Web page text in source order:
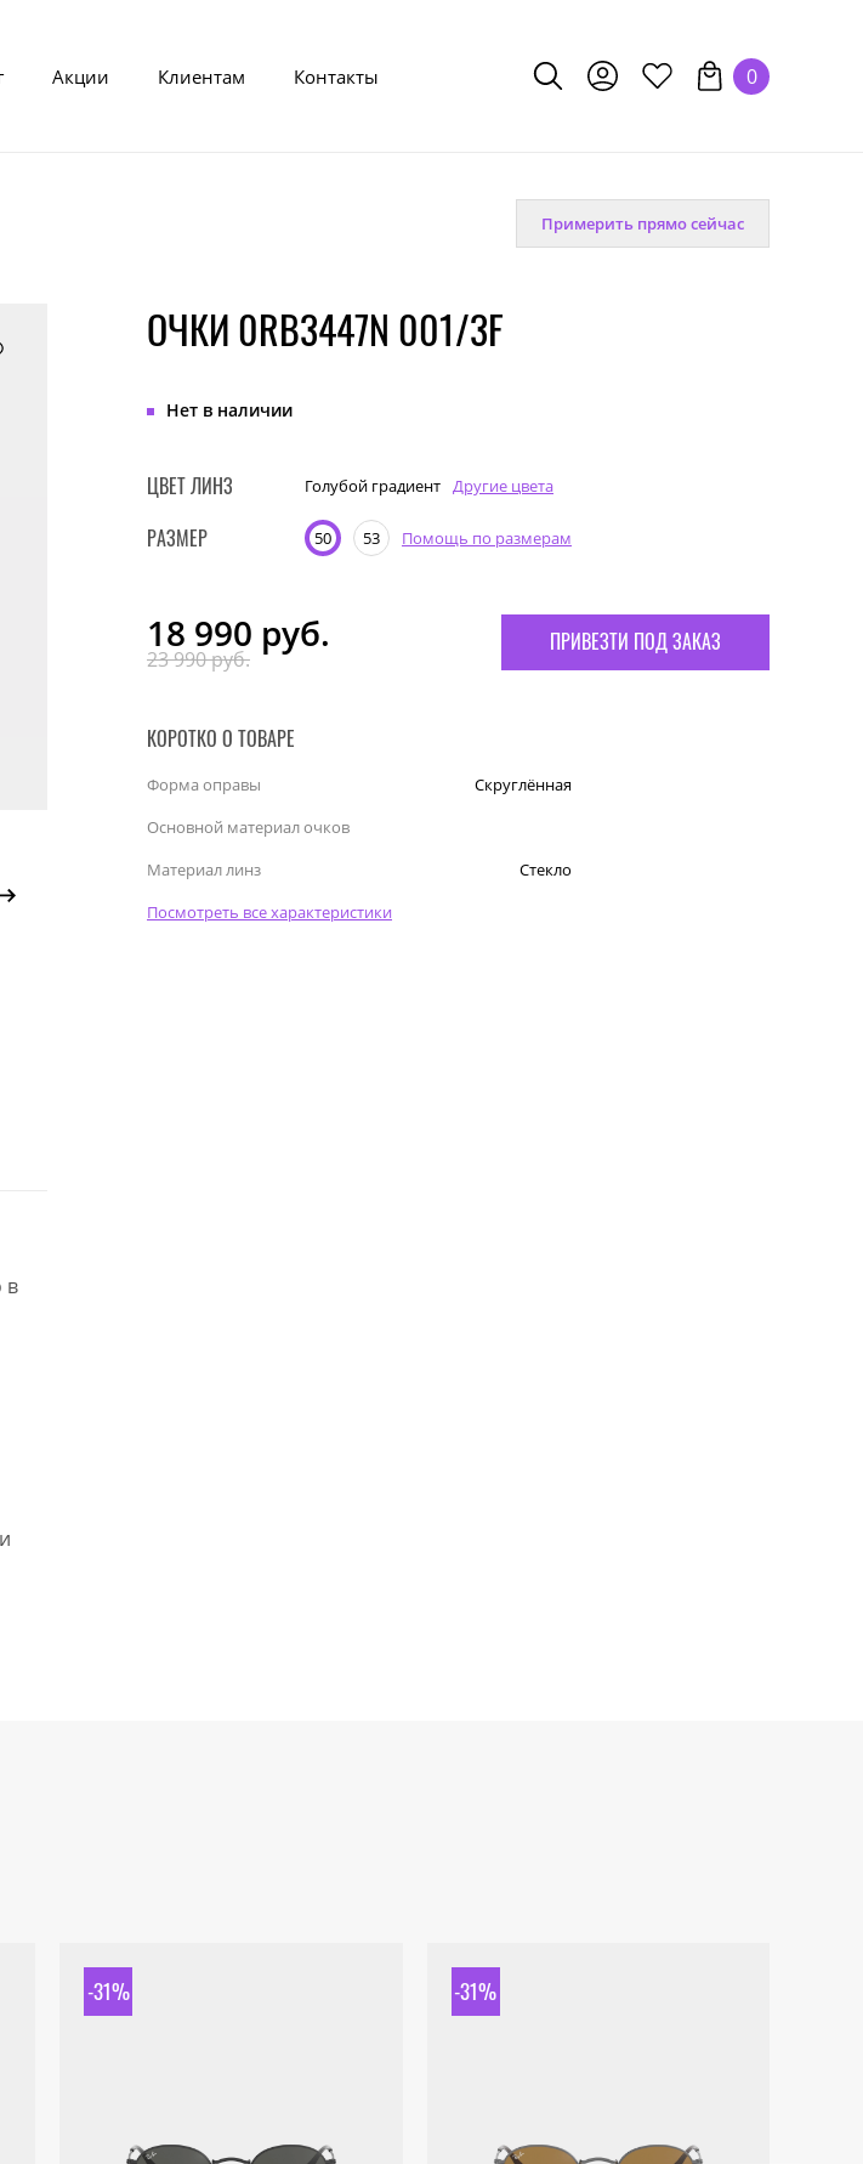
Акции Клиентам Контакты 0
Примерить прямо сейчас
ОЧКИ 0RB3447N 001/3F
Нет в наличии
ЦВЕТ ЛИНЗ Голубой градиент Другие цвета
РАЗМЕР 50 53 Помощь по размерам
18 990 руб.
23 990 руб.
ПРИВЕЗТИ ПОД ЗАКАЗ
КОРОТКО О ТОВАРЕ
Форма оправы
Скруглённая
Основной материал очков
Материал линз
Стекло
Посмотреть все характеристики
в
-31% -31%